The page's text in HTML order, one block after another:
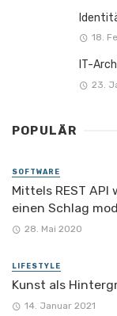
18.
IT-
23.
POPULÄR
SOFTWARE
Mittels REST API
einen Schlag
28. Mai 2020
LIFESTYLE
Kunst als
14. Januar 2021